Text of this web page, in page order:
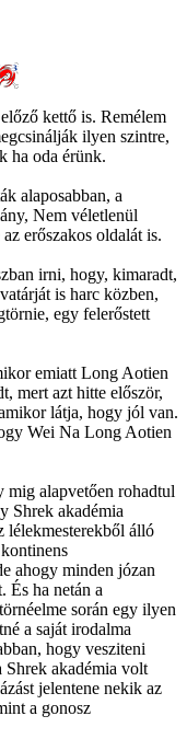
kettő is. Remélem
ilyen szintre,
ha oda érünk.
alaposabban, a
Nem véletlenül
erőszakos oldalát is.
irni, hogy, kimaradt,
is harc közben,
egy felerőstett
emiatt Long Aotien
mert azt hitte először,
látja, hogy jól van.
Wei Na Long Aotien
mig alapvetően rohadtul
Shrek akadémia
lélekmesterekből álló
ahogy minden józan
És ha netán a
során egy ilyen
a saját irodalma
hogy vesziteni
akadémia volt
jelentene nekik az
a gonosz